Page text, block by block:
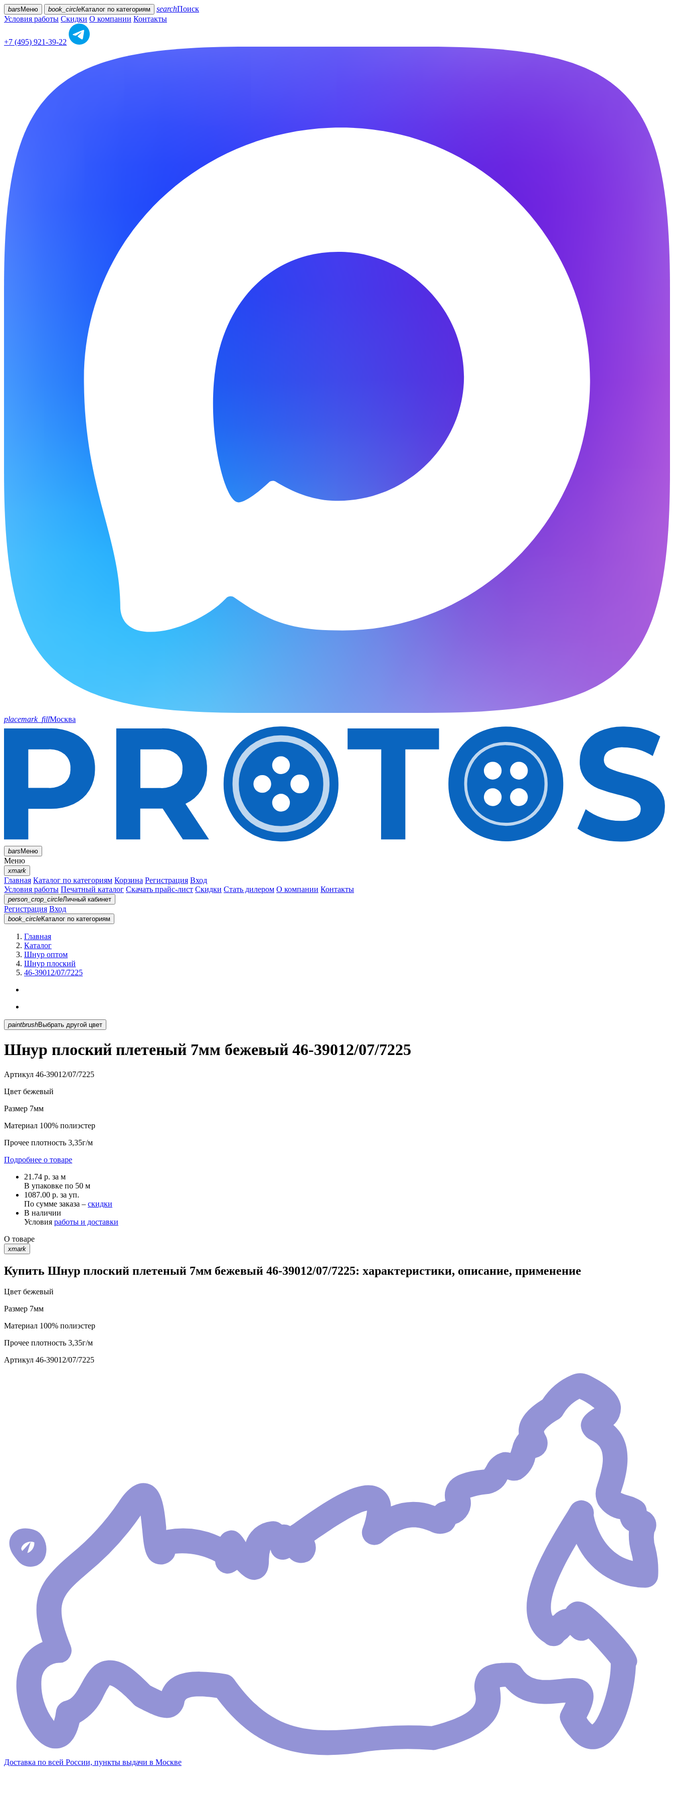
bars Меню book_circleКаталог по категориям searchПоиск
Условия работы Скидки О компании Контакты
+7 (495) 921-39-22
placemark_fillМосква
barsМеню
Меню
xmark
Главная Каталог по категориям Корзина Регистрация Вход
Условия работы Печатный каталог Скачать прайс-лист Скидки Стать дилером О компании Контакты
person_crop_circleЛичный кабинет
Регистрация Вход
book_circleКаталог по категориям
Главная
Каталог
Шнур оптом
Шнур плоский
46-39012/07/7225
paintbrush Выбрать другой цвет
Шнур плоский плетеный 7мм бежевый 46-39012/07/7225
Артикул 46-39012/07/7225
Цвет бежевый
Размер 7мм
Материал 100% полиэстер
Прочее плотность 3,35г/м
Подробнее о товаре
21.74 р. за м
В упаковке по 50 м
1087.00 р. за уп.
По сумме заказа – скидки
В наличии
Условия работы и доставки
О товаре
xmark
Купить Шнур плоский плетеный 7мм бежевый 46-39012/07/7225: характеристики, описание, применение
Цвет бежевый
Размер 7мм
Материал 100% полиэстер
Прочее плотность 3,35г/м
Артикул 46-39012/07/7225
Доставка по всей России, пункты выдачи в Москве